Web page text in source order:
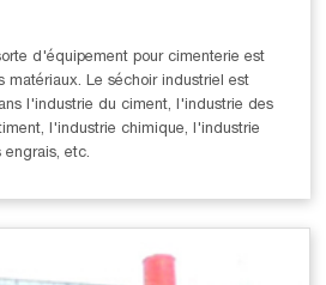
d'équipement pour cimenterie est
matériaux. Le séchoir industriel est
l'industrie du ciment, l'industrie des
l'industrie chimique, l'industrie
etc.